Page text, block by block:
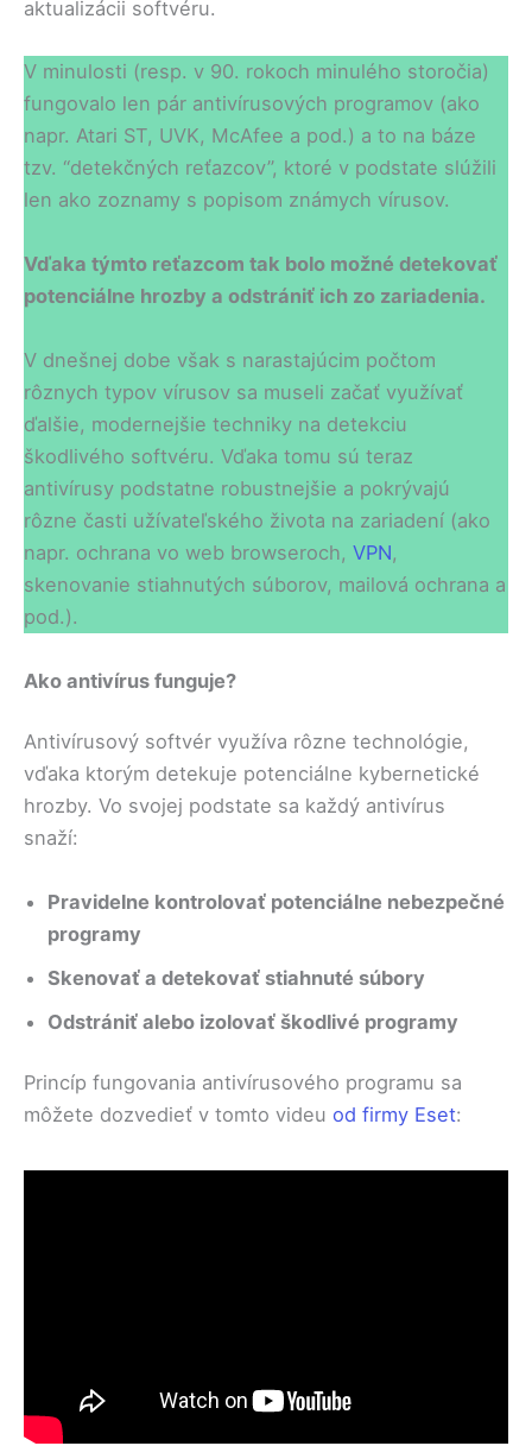
aktualizácii softvéru.
V minulosti (resp. v 90. rokoch minulého storočia)
fungovalo len pár antivírusových programov (ako
napr. Atari ST, UVK, McAfee a pod.) a to na báze
tzv. “detekčných reťazcov”, ktoré v podstate slúžili
len ako zoznamy s popisom známych vírusov.
Vďaka týmto reťazcom tak bolo možné detekovať
potenciálne hrozby a odstrániť ich zo zariadenia.
V dnešnej dobe však s narastajúcim počtom
rôznych typov vírusov sa museli začať využívať
ďalšie, modernejšie techniky na detekciu
škodlivého softvéru. Vďaka tomu sú teraz
antivírusy podstatne robustnejšie a pokrývajú
rôzne časti užívateľského života na zariadení (ako
napr. ochrana vo web browseroch, VPN,
skenovanie stiahnutých súborov, mailová ochrana a
pod.).
Ako antivírus funguje?
Antivírusový softvér využíva rôzne technológie,
vďaka ktorým detekuje potenciálne kybernetické
hrozby. Vo svojej podstate sa každý antivírus
snaží:
Pravidelne kontrolovať potenciálne nebezpečné
programy
Skenovať a detekovať stiahnuté súbory
Odstrániť alebo izolovať škodlivé programy
Princíp fungovania antivírusového programu sa
môžete dozvedieť v tomto videu od firmy Eset: